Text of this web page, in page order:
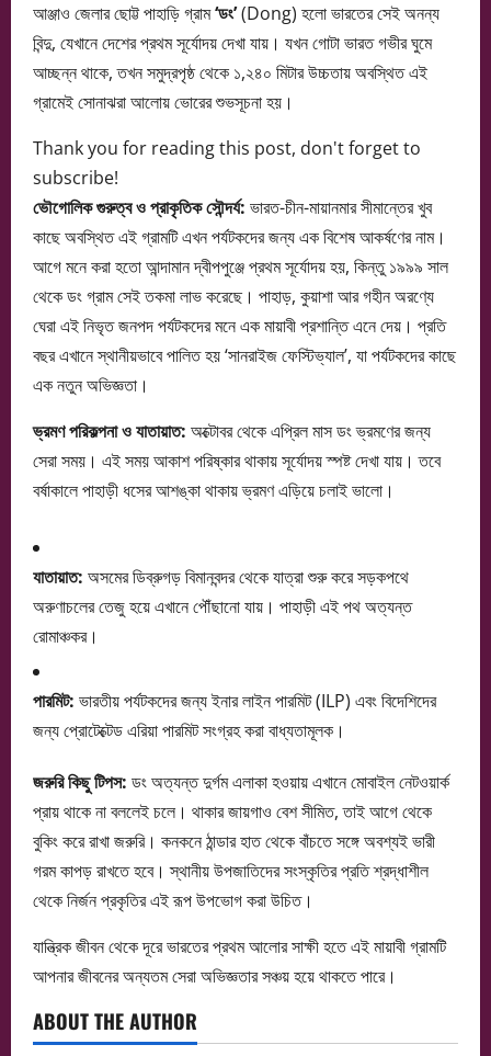
আঞ্জাও জেলার ছোট্ট পাহাড়ি গ্রাম‘ডং’(Dong) হলো ভারতের সেই অনন্য
বিন্দু, যেখানে দেশের প্রথম সূর্যোদয় দেখা যায়। যখন গোটা ভারত গভীর ঘুমে
আচ্ছন্ন থাকে, তখন সমুদ্রপৃষ্ঠ থেকে ১,২৪০ মিটার উচ্চতায় অবস্থিত এই
গ্রামেই সোনাঝরা আলোয় ভোরের শুভসূচনা হয়।
Thank you for reading this post, don't forget to
subscribe!
ভৌগোলিক গুরুত্ব ও প্রাকৃতিক সৌন্দর্য: ভারত-চীন-মায়ানমার সীমান্তের খুব
কাছে অবস্থিত এই গ্রামটি এখন পর্যটকদের জন্য এক বিশেষ আকর্ষণের নাম।
আগে মনে করা হতো আন্দামান দ্বীপপুঞ্জে প্রথম সূর্যোদয় হয়, কিন্তু ১৯৯৯ সাল
থেকে ডং গ্রাম সেই তকমা লাভ করেছে। পাহাড়, কুয়াশা আর গহীন অরণ্যে
ঘেরা এই নিভৃত জনপদ পর্যটকদের মনে এক মায়াবী প্রশান্তি এনে দেয়। প্রতি
বছর এখানে স্থানীয়ভাবে পালিত হয় ‘সানরাইজ ফেস্টিভ্যাল’, যা পর্যটকদের কাছে
এক নতুন অভিজ্ঞতা।
ভ্রমণ পরিকল্পনা ও যাতায়াত: অক্টোবর থেকে এপ্রিল মাস ডং ভ্রমণের জন্য
সেরা সময়। এই সময় আকাশ পরিষ্কার থাকায় সূর্যোদয় স্পষ্ট দেখা যায়। তবে
বর্ষাকালে পাহাড়ী ধসের আশঙ্কা থাকায় ভ্রমণ এড়িয়ে চলাই ভালো।
যাতায়াত: অসমের ডিব্রুগড় বিমানবন্দর থেকে যাত্রা শুরু করে সড়কপথে
অরুণাচলের তেজু হয়ে এখানে পৌঁছানো যায়। পাহাড়ী এই পথ অত্যন্ত
রোমাঞ্চকর।
পারমিট: ভারতীয় পর্যটকদের জন্য ইনার লাইন পারমিট (ILP) এবং বিদেশিদের
জন্য প্রোটেক্টেড এরিয়া পারমিট সংগ্রহ করা বাধ্যতামূলক।
জরুরি কিছু টিপস: ডং অত্যন্ত দুর্গম এলাকা হওয়ায় এখানে মোবাইল নেটওয়ার্ক
প্রায় থাকে না বললেই চলে। থাকার জায়গাও বেশ সীমিত, তাই আগে থেকে
বুকিং করে রাখা জরুরি। কনকনে ঠান্ডার হাত থেকে বাঁচতে সঙ্গে অবশ্যই ভারী
গরম কাপড় রাখতে হবে। স্থানীয় উপজাতিদের সংস্কৃতির প্রতি শ্রদ্ধাশীল
থেকে নির্জন প্রকৃতির এই রূপ উপভোগ করা উচিত।
যান্ত্রিক জীবন থেকে দূরে ভারতের প্রথম আলোর সাক্ষী হতে এই মায়াবী গ্রামটি
আপনার জীবনের অন্যতম সেরা অভিজ্ঞতার সঞ্চয় হয়ে থাকতে পারে।
ABOUT THE AUTHOR